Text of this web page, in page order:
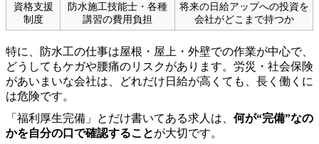
資格支援
制度
防水施工技能士・各種
講習の費用負担
将来の日給アップへの投資を
会社がどこまで持つか
特に、防水工の仕事は屋根・屋上・外壁での作業が中心で、
どうしてもケガや腰痛のリスクがあります。労災・社会保険
があいまいな会社は、どれだけ日給が高くても、長く働くに
は危険です。
「福利厚生完備」とだけ書いてある求人は、 何が“完備”なの
かを自分の口で確認することが大切です。